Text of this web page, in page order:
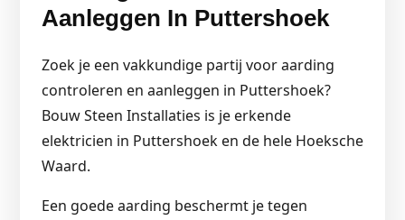
Aanleggen In Puttershoek
Zoek je een vakkundige partij voor aarding
controleren en aanleggen in Puttershoek?
Bouw Steen Installaties is je erkende
elektricien in Puttershoek en de hele Hoeksche
Waard.
Een goede aarding beschermt je tegen